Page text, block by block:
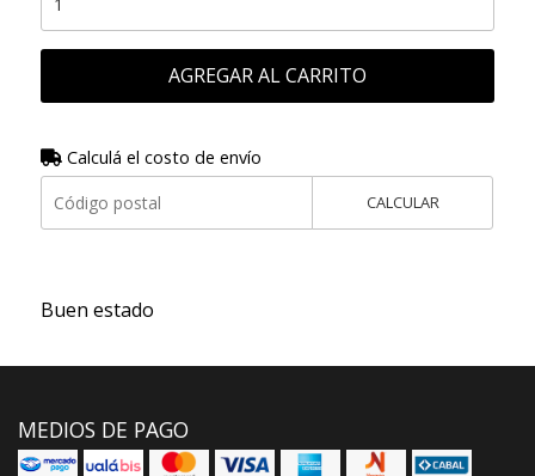
AGREGAR AL CARRITO
Calculá el costo de envío
CALCULAR
Buen estado
MEDIOS DE PAGO